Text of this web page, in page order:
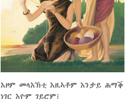
እዞም መላእኽቲ እዚኣቶም እንታይ ሕማቕ
ነገር እዮም ገይሮም፧